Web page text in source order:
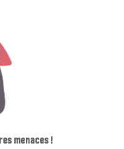
menaces !